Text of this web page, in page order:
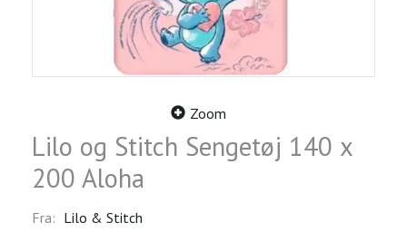
Zoom
Lilo og Stitch Sengetøj 140 x
200 Aloha
Fra: Lilo & Stitch